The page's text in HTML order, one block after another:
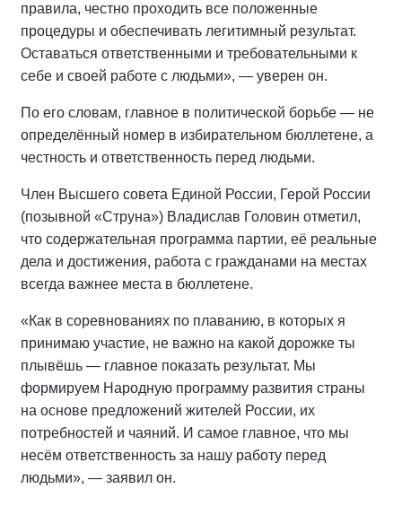
правила, честно проходить все положенные
процедуры и обеспечивать легитимный результат.
Оставаться ответственными и требовательными к
себе и своей работе с людьми», — уверен он.
По его словам, главное в политической борьбе — не
определённый номер в избирательном бюллетене, а
честность и ответственность перед людьми.
Член Высшего совета Единой России, Герой России
(позывной «Струна») Владислав Головин отметил,
что содержательная программа партии, её реальные
дела и достижения, работа с гражданами на местах
всегда важнее места в бюллетене.
«Как в соревнованиях по плаванию, в которых я
принимаю участие, не важно на какой дорожке ты
плывёшь — главное показать результат. Мы
формируем Народную программу развития страны
на основе предложений жителей России, их
потребностей и чаяний. И самое главное, что мы
несём ответственность за нашу работу перед
людьми», — заявил он.